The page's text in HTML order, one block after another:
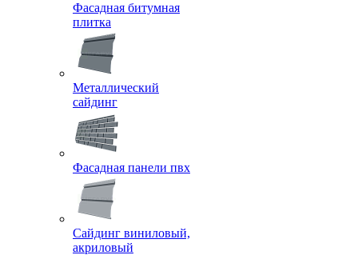
Фасадная битумная
плитка
Металлический
сайдинг
Фасадная панели пвх
Сайдинг виниловый,
акриловый